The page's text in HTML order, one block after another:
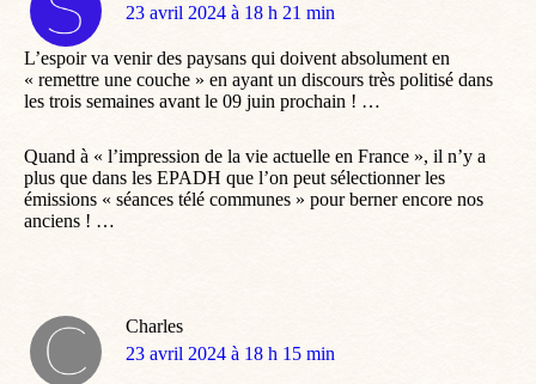
dit
23 avril 2024 à 18 h 21 min
L’espoir va venir des paysans qui doivent absolument en
« remettre une couche » en ayant un discours très politisé dans
les trois semaines avant le 09 juin prochain ! …
Quand à « l’impression de la vie actuelle en France », il n’y a
plus que dans les EPADH que l’on peut sélectionner les
émissions « séances télé communes » pour berner encore nos
anciens ! …
Charles
dit
23 avril 2024 à 18 h 15 min